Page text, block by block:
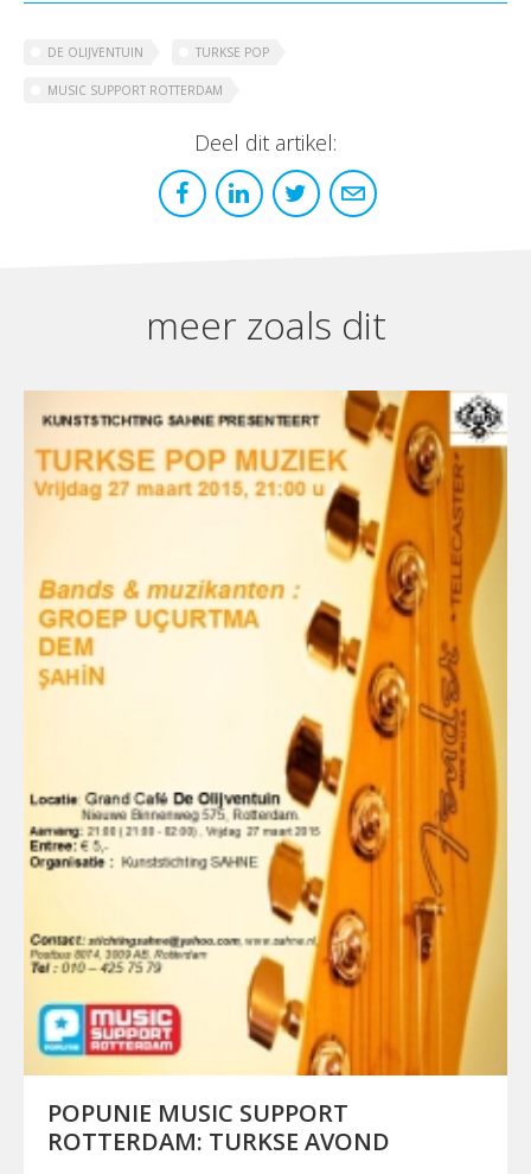
DE OLIJVENTUIN TURKSE POP
MUSIC SUPPORT ROTTERDAM
Deel dit artikel:
meer zoals dit
POPUNIE MUSIC SUPPORT
ROTTERDAM: TURKSE AVOND